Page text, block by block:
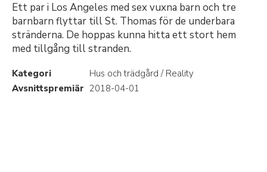
Ett par i Los Angeles med sex vuxna barn och tre
barnbarn flyttar till St. Thomas för de underbara
stränderna. De hoppas kunna hitta ett stort hem
med tillgång till stranden.
Kategori
Hus och trädgård / Reality
Avsnittspremiär 2018-04-01